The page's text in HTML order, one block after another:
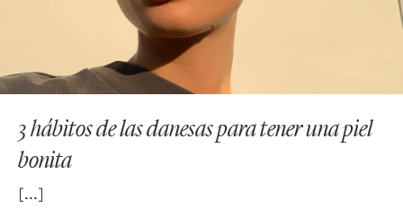
3 hábitos de las danesas para tener una piel
bonita